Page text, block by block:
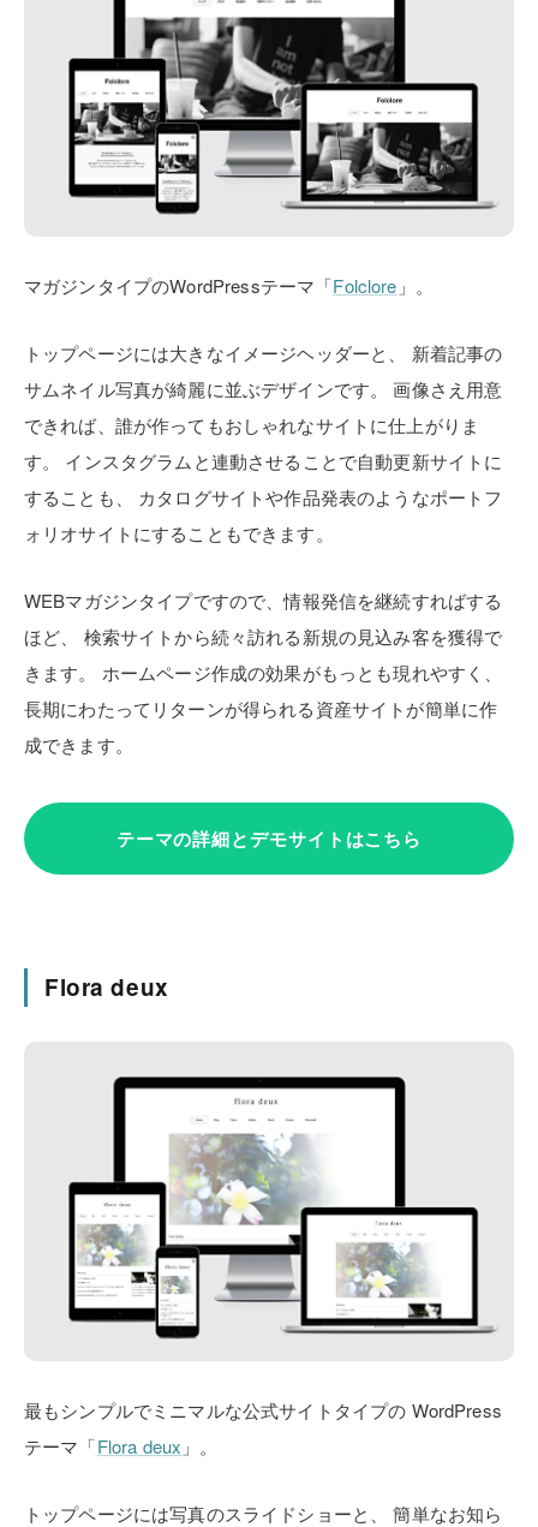
マガジンタイプのWordPressテーマ「Folclore 」。
トップページには大きなイメージヘッダーと、
新着記事の
サムネイル写真が綺麗に並ぶデザインです。
画像さえ用意
できれば、誰が作ってもおしゃれなサイトに仕上がりま
す。
インスタグラムと連動させることで自動更新サイトに
することも、
カタログサイトや作品発表のようなポートフ
ォリオサイトにすることもできます。
WEBマガジンタイプですので、情報発信を継続すればする
ほど、
検索サイトから続々訪れる新規の見込み客を獲得で
きます。
ホームページ作成の効果がもっとも現れやすく、
長期にわたってリターンが得られる資産サイトが簡単に作
成できます。
テーマの詳細とデモサイトはこちら
Flora deux
最もシンプルでミニマルな公式サイトタイプの WordPress
テーマ「Flora deux 」。
トップページには写真のスライドショーと、
簡単なお知ら